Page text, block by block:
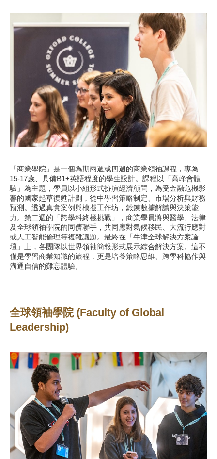
「商業學院」是一個為期兩週或四週的商業領袖課程，專為
15-17歲、具備B1+英語程度的學生設計。課程以「高峰會體
驗」為主題，學員以小組形式扮演經濟顧問，為受金融危機影
響的國家起草復甦計劃，從中學習策略制定、市場分析與財務
預測。透過真實案例與模擬工作坊，鍛鍊數據解讀與決策能
力。第二週的「跨學科終極挑戰」，商業學員將與醫學、法律
及全球領袖學院的同儕聯手，共同應對氣候移民、大流行應對
或人工智能倫理等複雜議題。最終在「牛津全球解決方案論
壇」上，各團隊以世界領袖簡報形式展示綜合解決方案。這不
僅是學習商業知識的旅程，更是培養策略思維、跨學科協作與
溝通自信的難忘體驗。
全球領袖學院 (Faculty of Global
Leadership)